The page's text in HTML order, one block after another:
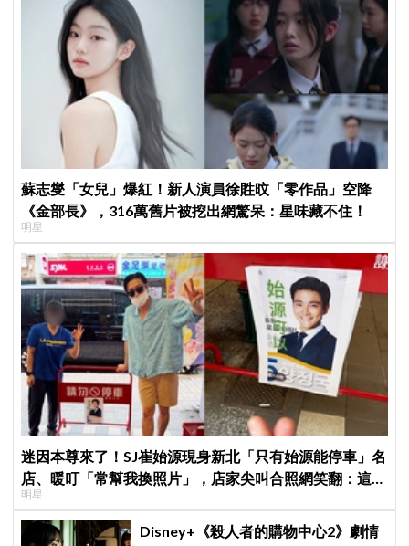
蘇志燮「女兒」爆紅！新人演員徐貹旼「零作品」空降
《金部長》，316萬舊片被挖出網驚呆：星味藏不住！
明星
迷因本尊來了！SJ崔始源現身新北「只有始源能停車」名
店、暖叮「常幫我換照片」，店家尖叫合照網笑翻：這輩
子不能脫粉了
明星
Disney+《殺人者的購物中心2》劇情